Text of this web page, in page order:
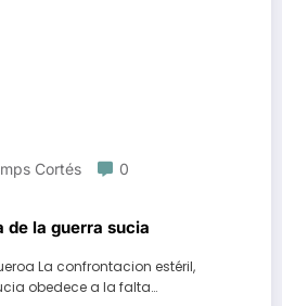
Cortés
0
de la guerra sucia
La confrontacion estéril,
obedece a la falta…